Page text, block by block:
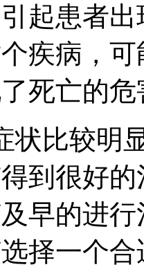
起患者
疾病，
死亡的危
状比较明
到很好
早的进
择一个